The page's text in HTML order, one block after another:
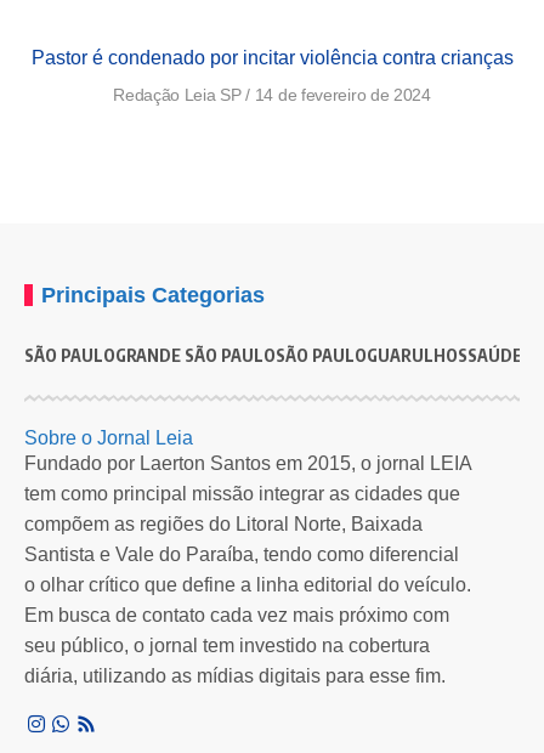
Pastor é condenado por incitar violência contra crianças
Redação Leia SP 14 de fevereiro de 2024
Principais Categorias
SÃO PAULOGRANDE SÃO PAULOSÃO PAULOGUARULHOSSAÚDE
Sobre o Jornal Leia
Fundado por Laerton Santos em 2015, o jornal LEIA
tem como principal missão integrar as cidades que
compõem as regiões do Litoral Norte, Baixada
Santista e Vale do Paraíba, tendo como diferencial
o olhar crítico que define a linha editorial do veículo.
Em busca de contato cada vez mais próximo com
seu público, o jornal tem investido na cobertura
diária, utilizando as mídias digitais para esse fim.